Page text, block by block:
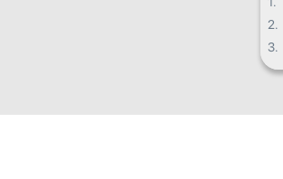
2.
3.